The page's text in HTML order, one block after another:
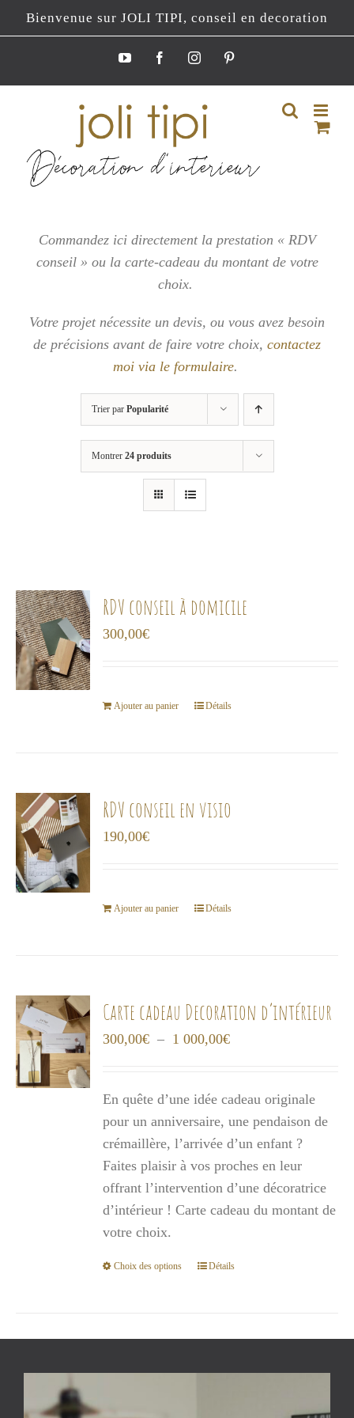
Passer
au
Bienvenue sur JOLI TIPI, conseil en decoration
YouTubeFacebookInstagramPinterest
Commandez ici directement la prestation « RDV
conseil » ou la carte-cadeau du montant de votre
choix.
Votre projet nécessite un devis, ou vous avez besoin
de précisions avant de faire votre choix, contactez
moi via le formulaire.
Trier par Popularité
Montrer 24 produits
RDV conseil à domicile
300,00€
Ajouter au panier Détails
RDV conseil en visio
190,00€
Ajouter au panier Détails
Carte cadeau Decoration d’intérieur
300,00€ – 1 000,00€Plage
300,00€
à
1
000,00€
En quête d’une idée cadeau originale
pour un anniversaire, une pendaison de
crémaillère, l’arrivée d’un enfant ?
Faites plaisir à vos proches en leur
offrant l’intervention d’une décoratrice
d’intérieur ! Carte cadeau du montant de
votre choix.
Choix des options
Ce
plusieurs
Détails